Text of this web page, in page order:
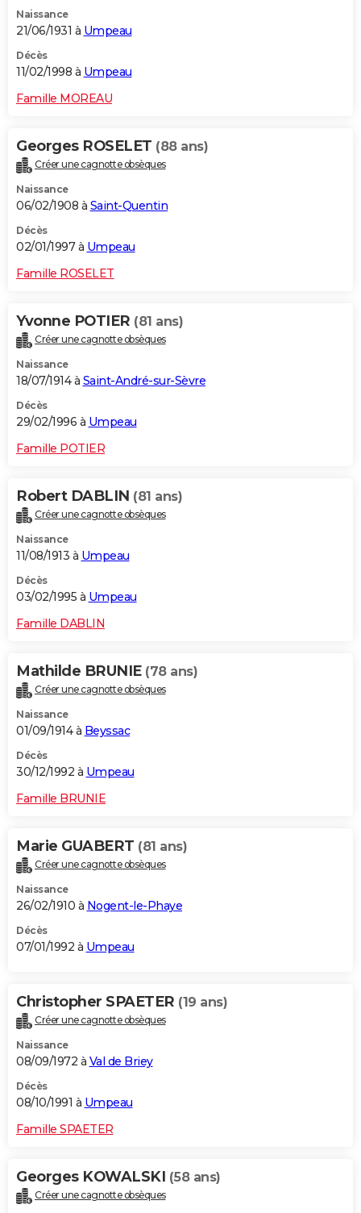
Naissance
21/06/1931 à Umpeau
Décès
11/02/1998 à Umpeau
Famille MOREAU
Georges ROSELET (88 ans)
Créer une cagnotte obsèques
Naissance
06/02/1908 à Saint-Quentin
Décès
02/01/1997 à Umpeau
Famille ROSELET
Yvonne POTIER (81 ans)
Créer une cagnotte obsèques
Naissance
18/07/1914 à Saint-André-sur-Sèvre
Décès
29/02/1996 à Umpeau
Famille POTIER
Robert DABLIN (81 ans)
Créer une cagnotte obsèques
Naissance
11/08/1913 à Umpeau
Décès
03/02/1995 à Umpeau
Famille DABLIN
Mathilde BRUNIE (78 ans)
Créer une cagnotte obsèques
Naissance
01/09/1914 à Beyssac
Décès
30/12/1992 à Umpeau
Famille BRUNIE
Marie GUABERT (81 ans)
Créer une cagnotte obsèques
Naissance
26/02/1910 à Nogent-le-Phaye
Décès
07/01/1992 à Umpeau
Christopher SPAETER (19 ans)
Créer une cagnotte obsèques
Naissance
08/09/1972 à Val de Briey
Décès
08/10/1991 à Umpeau
Famille SPAETER
Georges KOWALSKI (58 ans)
Créer une cagnotte obsèques